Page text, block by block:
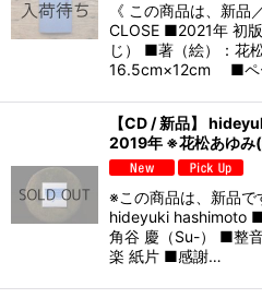
《 この商品は、新品
CLOSE ■2021年 初
じ） ■著（絵）：花
16.5cm×12cm ■ペ
【CD / 新品】
2019年 ※花松あゆみ
※この商品は、新品
hideyuki hashimoto
⻆谷 慶（Su-） ■整
楽 紙片 ■感謝…